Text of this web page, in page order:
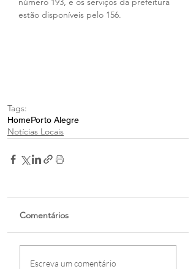
estão disponíveis pelo 156.
Tags:
HomePorto Alegre
Notícias Locais
Comentários
Escreva um comentário